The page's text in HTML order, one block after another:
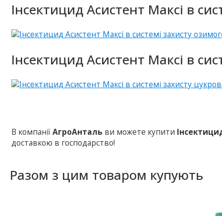
Інсектицид Асистент Максі в
Інсектицид Асистент Максі в
В компаніїАгроАнталь ви можете купити
доставкою в господарство!
Разом з цим товаром купують